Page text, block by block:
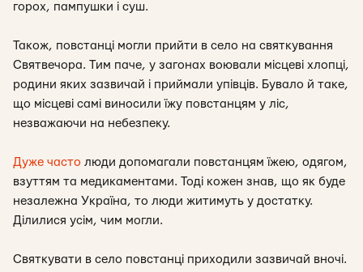
горох, пампушки і суш.
Також, повстанці могли прийти в село на святкування
Святвечора. Тим паче, у загонах воювали місцеві хлопці,
родини яких зазвичай і приймали упівців. Бувало й таке,
що місцеві самі виносили їжу повстанцям у ліс,
незважаючи на небезпеку.
Дуже часто люди допомагали повстанцям їжею, одягом,
взуттям та медикаментами. Тоді кожен знав, що як буде
незалежна Україна, то люди житимуть у достатку.
Ділилися усім, чим могли.
Святкувати в село повстанці приходили зазвичай вночі.